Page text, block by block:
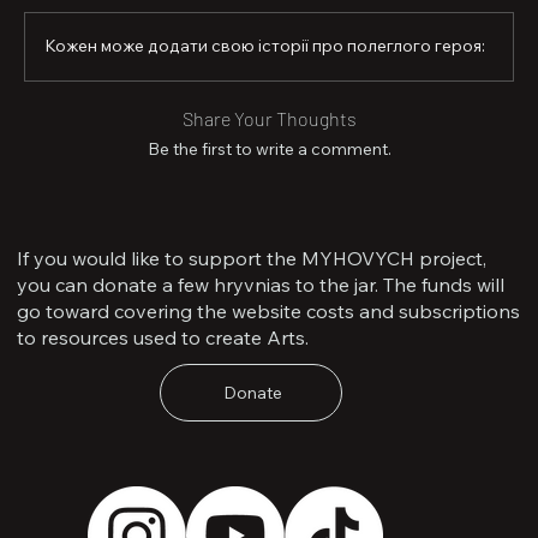
У 2025 році повернувся на передову — до роти
вогневої підтримки. 32 дні безперервно тримав
позиції, відбивав атаки та надихав підрозділ.
15 квітня відсвяткував 30-річчя. 19 квітня 2025 року,
під час повторного заходу на позицію, ворог
застосував важке озброєння.
Його імʼя стало відомим навіть ворогу. Російські
пропагандистські ресурси відкрито тішилися з його
загибелі — так ворог визнав його значущість.
Кожен може додати свою історії про полеглого героя:
Share Your Thoughts
Be the first to write a comment.
If you would like to support the MYHOVYCH project,
you can donate a few hryvnias to the jar. The funds will
go toward covering the website costs and subscriptions
to resources used to create Arts.
Donate